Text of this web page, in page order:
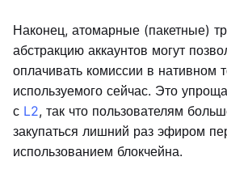
Наконец, атомарные (пакетные)
абстракцию аккаунтов могут
оплачивать комиссии в нативном
используемого сейчас. Это
с L2, так что пользователям
закупаться лишний раз эфиром
использованием блокчейна.